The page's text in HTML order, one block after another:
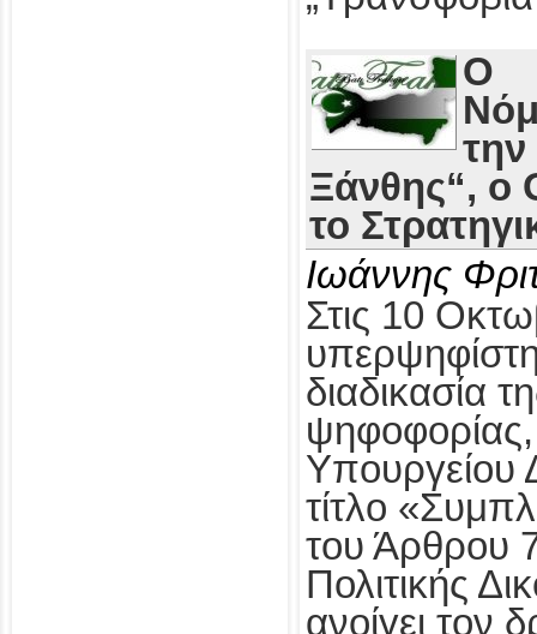
Ο
Ξάνθης“, ο
το
Ιωάννης
Στις 10
διαδικασία
Υπουργείου
τίτλο
του Άρθρου
Πολιτικής
ανοίγει τον